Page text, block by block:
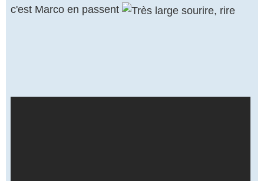
c'est Marco en passent